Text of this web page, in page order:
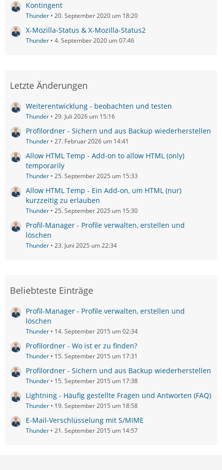
Kontingent
Thunder 20. September 2020 um 18:20
X-Mozilla-Status & X-Mozilla-Status2
Thunder 4. September 2020 um 07:46
Letzte Änderungen
Weiterentwicklung - beobachten und testen
Thunder 29. Juli 2026 um 15:16
Profilordner - Sichern und aus Backup wiederherstellen
Thunder 27. Februar 2026 um 14:41
Allow HTML Temp - Add-on to allow HTML (only)
temporarily
Thunder 25. September 2025 um 15:33
Allow HTML Temp - Ein Add-on, um HTML (nur)
kurzzeitig zu erlauben
Thunder 25. September 2025 um 15:30
Profil-Manager - Profile verwalten, erstellen und
löschen
Thunder 23. Juni 2025 um 22:34
Beliebteste Einträge
Profil-Manager - Profile verwalten, erstellen und
löschen
Thunder 14. September 2015 um 02:34
Profilordner - Wo ist er zu finden?
Thunder 15. September 2015 um 17:31
Profilordner - Sichern und aus Backup wiederherstellen
Thunder 15. September 2015 um 17:38
Lightning - Häufig gestellte Fragen und Antworten (FAQ)
Thunder 19. September 2015 um 18:58
E-Mail-Verschlüsselung mit S/MIME
Thunder 21. September 2015 um 14:57